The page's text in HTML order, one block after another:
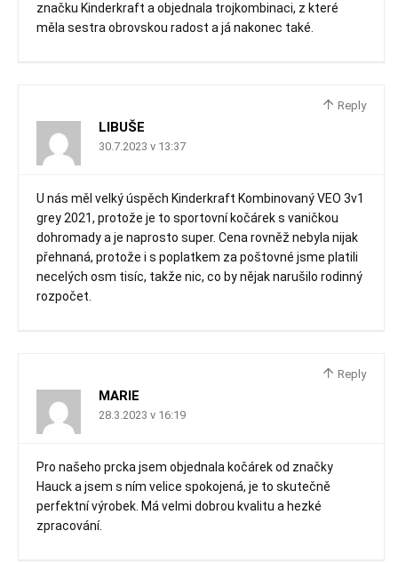
značku Kinderkraft a objednala trojkombinaci, z které
měla sestra obrovskou radost a já nakonec také.
Reply
LIBUŠE
30.7.2023 v 13:37
U nás měl velký úspěch Kinderkraft Kombinovaný VEO 3v1
grey 2021, protože je to sportovní kočárek s vaničkou
dohromady a je naprosto super. Cena rovněž nebyla nijak
přehnaná, protože i s poplatkem za poštovné jsme platili
necelých osm tisíc, takže nic, co by nějak narušilo rodinný
rozpočet.
Reply
MARIE
28.3.2023 v 16:19
Pro našeho prcka jsem objednala kočárek od značky
Hauck a jsem s ním velice spokojená, je to skutečně
perfektní výrobek. Má velmi dobrou kvalitu a hezké
zpracování.